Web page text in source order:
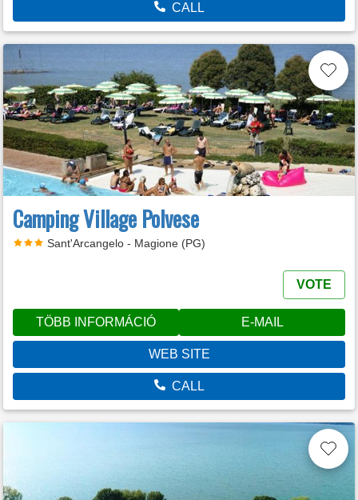
CALL
Camping Village Polvese
Sant'Arcangelo - Magione (PG)
VOTE
TÖBB INFORMÁCIÓ E-MAIL
WEB SITE
CALL